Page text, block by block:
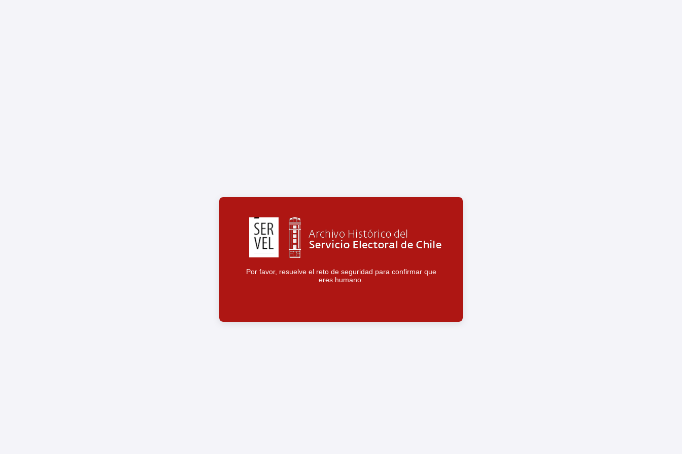
Por favor, resuelve el reto de seguridad para confirmar que
eres humano.